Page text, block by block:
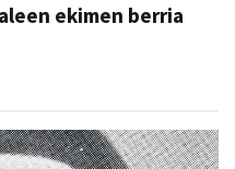
ekimen berria